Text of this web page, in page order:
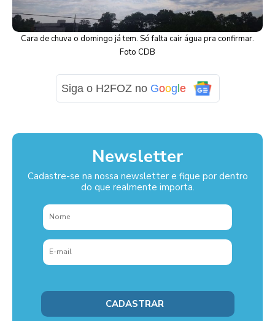
Cara de chuva o domingo já tem. Só falta cair água pra confirmar.
Foto CDB
Siga o H2FOZ no Goog e
Newsletter
Cadastre-se na nossa newsletter e fique por dentro
do que realmente importa.